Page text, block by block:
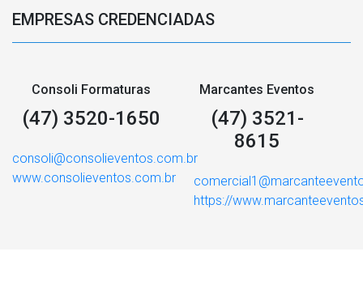
EMPRESAS CREDENCIADAS
Consoli Formaturas
(47) 3520-1650
consoli@consolieventos.com.br
www.consolieventos.com.br
Marcantes Eventos
(47) 3521-
8615
https://